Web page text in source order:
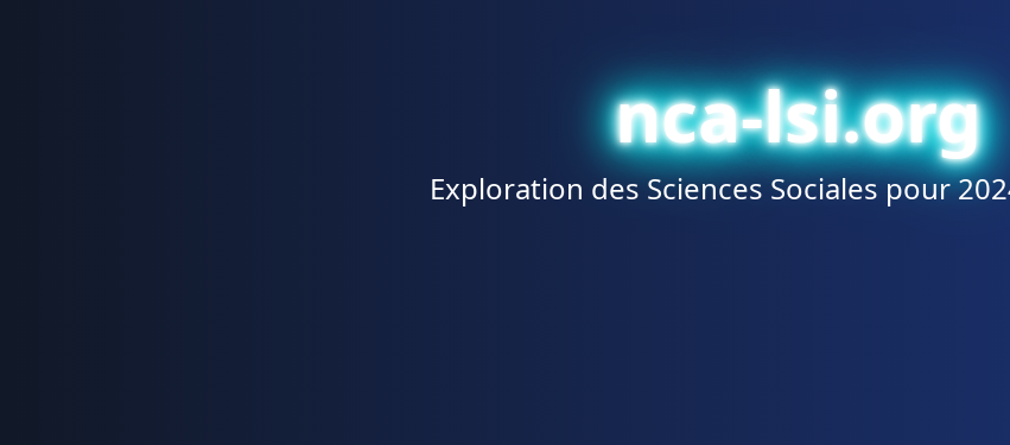
nca-lsi.org
Exploration des Sciences Sociales pour